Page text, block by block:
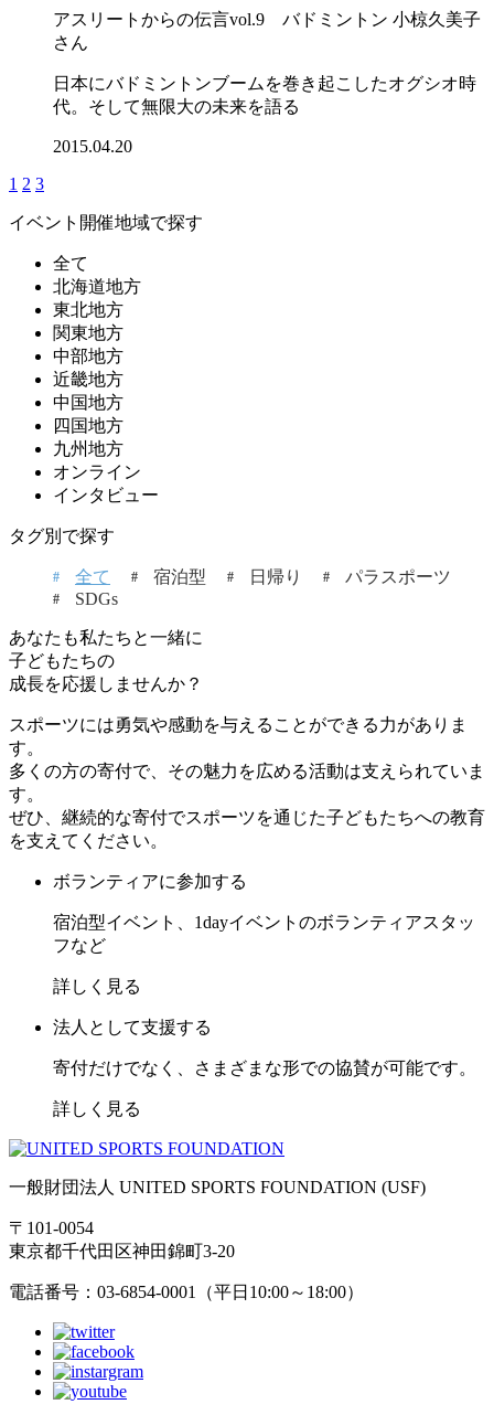
アスリートからの伝言vol.9 バドミントン 小椋久美子
さん
日本にバドミントンブームを巻き起こしたオグシオ時
代。そして無限大の未来を語る
2015.04.20
1 2 3
イベント開催地域で探す
全て
北海道地方
東北地方
関東地方
中部地方
近畿地方
中国地方
四国地方
九州地方
オンライン
インタビュー
タグ別で探す
全て 宿泊型 日帰り
パラスポーツ
SDGs
あなたも私たちと一緒に
子どもたちの
成長を応援しませんか？
スポーツには勇気や感動を与えることができる力がありま
す。
多くの方の寄付で、その魅力を広める活動は支えられていま
す。
ぜひ、継続的な寄付でスポーツを通じた子どもたちへの教育
を支えてください。
ボランティアに参加する
宿泊型イベント、1dayイベントのボランティアスタッ
フなど
詳しく見る
法人として支援する
寄付だけでなく、さまざまな形での協賛が可能です。
詳しく見る
一般財団法人 UNITED SPORTS FOUNDATION (USF)
〒101-0054
東京都千代田区神田錦町3-20
電話番号：03-6854-0001（平日10:00～18:00）